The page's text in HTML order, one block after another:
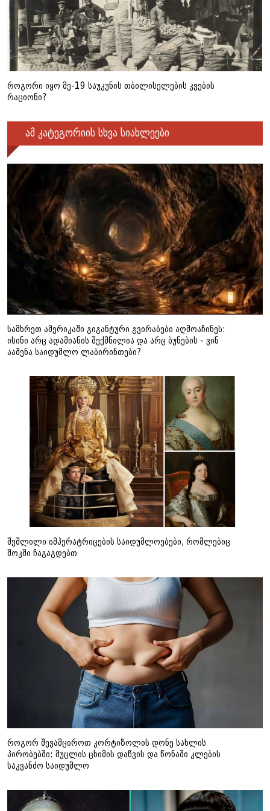
როგორი იყო მე-19 საუკუნის თბილისელების კვების
რაციონი?
ამ კატეგორიის სხვა სიახლეები
სამხრეთ ამერიკაში გიგანტური გვირაბები აღმოაჩინეს:
ისინი არც ადამიანის შექმნილია და არც ბუნების - ვინ
ააშენა საიდუმლო ლაბირინთები?
შეშლილი იმპერატრიცების საიდუმლოებები, რომლებიც
შოკში ჩაგაგდებთ
როგორ შევამციროთ კორტიზოლის დონე სახლის
პირობებში: მუცლის ცხიმის დაწვის და წონაში კლების
საკვანძო საიდუმლო